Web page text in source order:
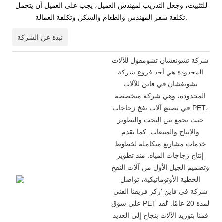
للتثبيت، وجعل التدريب لمهندس العميل، يجب على العميل أن يتحمل
تكلفة سفر المهندس والطعام والسكن وتكلفة العمالة.
نبذة عن الشركة
شركة تشونغشان تشومفول للآلات
المحدودة هي أحد فروع شركة
تشونغشان في فاين للآلات
المحدودة، وهي شركة متخصصة
في تصنيع آلات نفخ زجاجات PET،
حيث تجمع بين البحث والتطوير
والإنتاج والمبيعات. كما نقدم
خدمات مشاريع متكاملة لخطوط
إنتاج زجاجات المياه. منذ تطوير
وتصميم الجيل الأول من آلات النفخ
الخطية الأوتوماتيكية، تواصل
شركة في فاين 'ركز فريقنا الفني
على سوق PET لمدة 20 عامًا.
'لقد
قمنا بتوريد الآلات بنجاح إلى العديد